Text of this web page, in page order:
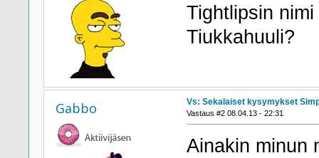
Tightlipsin
Tiukkahuuli?
Gabbo Vs: Sekalaiset kysymykset
Vastaus #2 08.04.13 - 22:31
Ainakin minun